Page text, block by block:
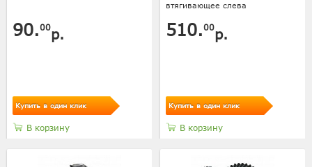
90.00р.
Купить в один клик
В корзину
втягивающее слева
510.00р.
Купить в один клик
В корзину